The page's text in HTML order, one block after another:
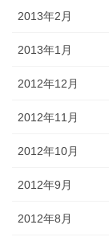
2013年2月
2013年1月
2012年12月
2012年11月
2012年10月
2012年9月
2012年8月